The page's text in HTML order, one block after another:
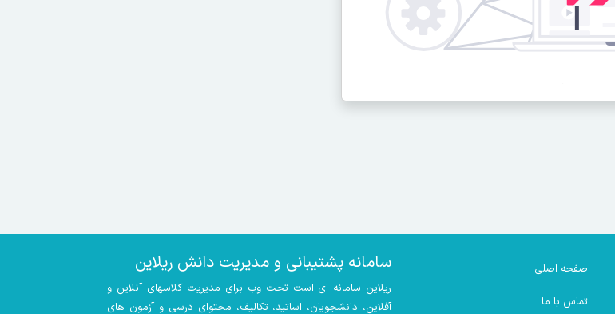
صفحه اصلی
تماس با ما
سامانه پشتیبانی و مدیریت دانش ریلاین
ریلاین سامانه ای است تحت وب برای مدیریت کلاسهای آنلاین و
آفلاین، دانشجویان، اساتید، تکالیف، محتوای درسی و آزمون های